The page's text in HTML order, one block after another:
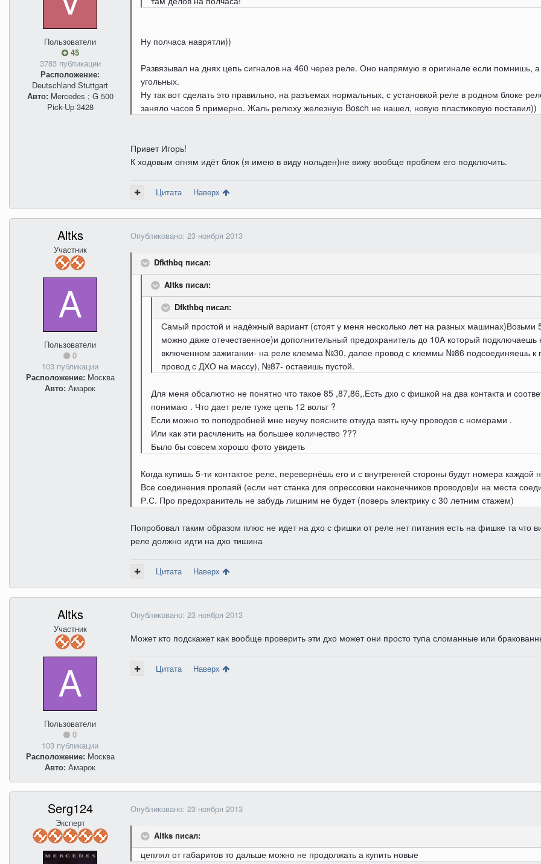
Пользователи
45
3783 публикации
Расположение:
Deutschland Stuttgart
Авто:Mercedes ; G 500
Pick-Up 3428
Ну полчаса наврятли))
Развязывал на днях цепь сигналов на 460 через реле. Оно напрямую в оригинале если помнишь,
угольных.
Ну так вот сделать это правильно, на разъемах нормальных, с установкой реле в родном блоке
заняло часов 5 примерно. Жаль релюху железную Bosch не нашел, новую пластиковую поставил))
Привет Игорь!
К ходовым огням идёт блок (я имею в виду нольден)не вижу вообще проблем его подключить.
Цитата Наверх
Altks
Участник
Пользователи
0
103 публикации
Расположение:Москва
Авто: Амарок
Опубликовано: 23 ноября 2013
Dfkthbq писал:
Altks писал:
Dfkthbq писал:
Самый простой и надёжный вариант (стоят у меня несколько лет на разных машинах)Возьми
можно даже отечественное)и дополнительный предохранитель до 10А который
включенном зажигании- на реле клемма №30, далее провод с клеммы №86 подсоединяешь
провод с ДХО на массу), №87- оставишь пустой.
Для меня обсалютно не понятно что такое 85 ,87,86,.Есть дхо с фишкой на два контакта и
понимаю . Что дает реле туже цепь 12 вольт ?
Если можно то поподробней мне неучу поясните откуда взять кучу проводов с номерами .
Или как эти расчленить на большее количество ???
Было бы совсем хорошо фото увидеть
Когда купишь 5-ти контактое реле, перевернёшь его и с внутренней стороны будут номера
Все соединения пропаяй (если нет станка для опрессовки наконечников проводов)и на места
Р.С. Про предохранитель не забудь лишним не будет (поверь электрику с 30 летним стажем)
Попробовал таким образом плюс не идет на дхо с фишки от реле нет питания есть на фишке та что
реле должно идти на дхо тишина
Цитата Наверх
Altks
Участник
Пользователи
0
103 публикации
Расположение:Москва
Авто: Амарок
Опубликовано: 23 ноября 2013
Может кто подскажет как вообще проверить эти дхо может они просто тупа сломанные или
Цитата Наверх
Serg124
Эксперт
Опубликовано: 23 ноября 2013
Altks писал:
цеплял от габаритов то дальше можно не продолжать а купить новые